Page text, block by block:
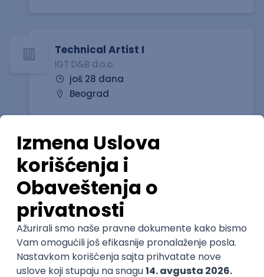
Technical Artist I
IGT D&B d.o.o.
još 28 dana
Beograd
Technical Artist III
IGT D&B d.o.o.
još 28 dana
Beograd
Senior Business Development
Manager